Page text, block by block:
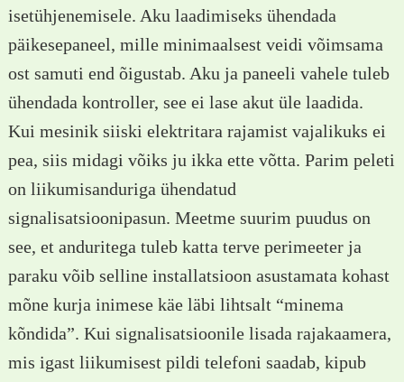
isetühjenemisele. Aku laadimiseks ühendada
päikesepaneel, mille minimaalsest veidi võimsama
ost samuti end õigustab. Aku ja paneeli vahele tuleb
ühendada kontroller, see ei lase akut üle laadida.
Kui mesinik siiski elektritara rajamist vajalikuks ei
pea, siis midagi võiks ju ikka ette võtta. Parim peleti
on liikumisanduriga ühendatud
signalisatsioonipasun. Meetme suurim puudus on
see, et anduritega tuleb katta terve perimeeter ja
paraku võib selline installatsioon asustamata kohast
mõne kurja inimese käe läbi lihtsalt “minema
kõndida”. Kui signalisatsioonile lisada rajakaamera,
mis igast liikumisest pildi telefoni saadab, kipub